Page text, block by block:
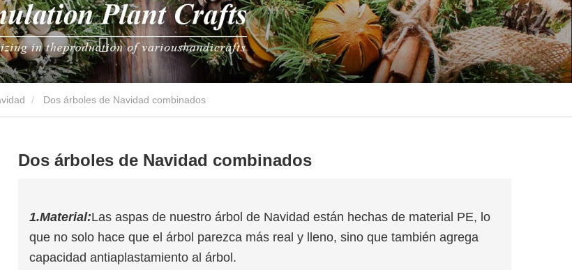
Dos árboles de Navidad combinados
Dos árboles de Navidad combinados
1.Material:Las aspas de nuestro árbol de Navidad están hechas de material PE, lo
que no solo hace que el árbol parezca más real y lleno, sino que también agrega
capacidad antiaplastamiento al árbol.